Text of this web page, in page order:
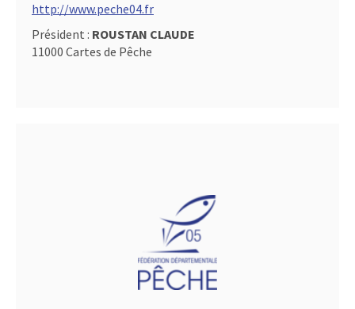
http://www.peche04.fr
Président : ROUSTAN CLAUDE
11000 Cartes de Pêche